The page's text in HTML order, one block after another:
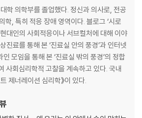
에서 배제와 낙인, 통제가 일상이 되어버린 지금
하고도 깊이 있는 논의의 장을 열어줄 것이다.
글자가 작아 독서에 어려움을 겪는 모든 분들에
하기 위해 ‘글자 크기’와 ‘줄 간격’을 일반 단행
한 책입니다. 시력이 좋지 않거나 글자가 작아
강 진료
폭증하는 ADHD
던 의료
문제
에 낫고
화로만 다뤄지는 사회
안에 있다
학 의학부를 졸업했다. 정신과 의사로, 전공
학, 특히 적응 장애 영역이다. 블로그 ‘시로
대인의 사회적응이나 서브컬처에 대해 이야
진료를 통해 본 ‘진료실 안의 풍경’과 인터넷
모임을 통해 본 ‘진료실 밖의 풍경’의 정합
회심리학적 고찰을 계속하고 있다. 국내
제너레이션 심리학》이 있다.